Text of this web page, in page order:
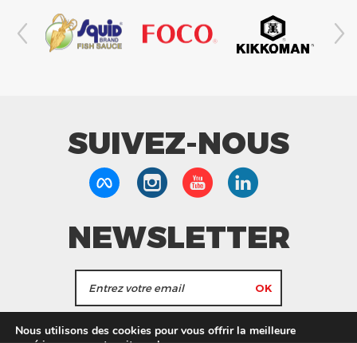
SUIVEZ-NOUS
NEWSLETTER
J'accepte de recevoir les actualités et les
Nous utilisons des cookies pour vous offrir la meilleure